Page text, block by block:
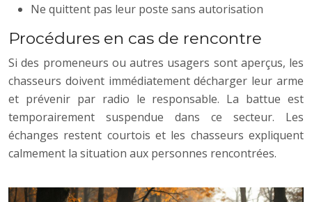
Ne quittent pas leur poste sans autorisation
Procédures en cas de rencontre
Si des promeneurs ou autres usagers sont aperçus, les
chasseurs doivent immédiatement décharger leur arme
et prévenir par radio le responsable. La battue est
temporairement suspendue dans ce secteur. Les
échanges restent courtois et les chasseurs expliquent
calmement la situation aux personnes rencontrées.